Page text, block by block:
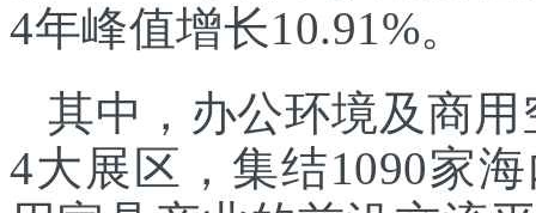
4年峰值增长10.91%。
其中，办公环境及商
4大展区，集结1090家